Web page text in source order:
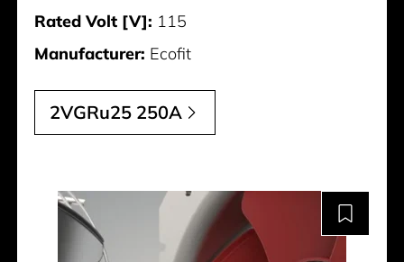
Rated Volt [V]: 115
Manufacturer: Ecofit
2VGRu25 250A